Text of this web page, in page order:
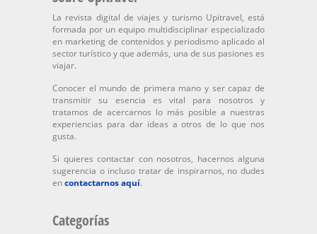
La revista digital de viajes y turismo Upitravel, está
formada por un equipo multidisciplinar especializado
en marketing de contenidos y periodismo aplicado al
sector turístico y que además, una de sus pasiones es
viajar.
Conocer el mundo de primera mano y ser capaz de
transmitir su esencia es vital para nosotros y
tratamos de acercarnos lo más posible a nuestras
experiencias para dar ideas a otros de lo que nos
gusta.
Si quieres contactar con nosotros, hacernos alguna
sugerencia o incluso tratar de inspirarnos, no dudes
encontactarnos aquí.
Categorías